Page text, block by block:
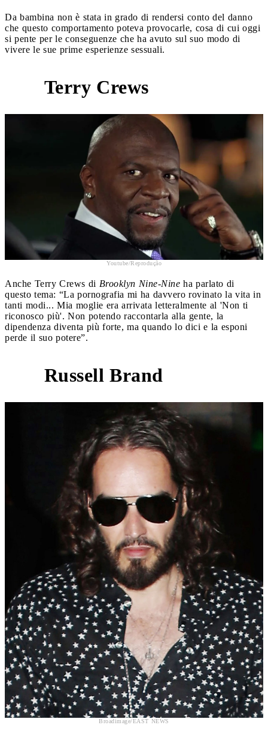
Da bambina non è stata in grado di rendersi conto del danno
che questo comportamento poteva provocarle, cosa di cui oggi
si pente per le conseguenze che ha avuto sul suo modo di
vivere le sue prime esperienze sessuali.
Terry Crews
Youtube/Reprodução
Anche Terry Crews di Brooklyn Nine-Nine ha parlato di
questo tema: “La pornografia mi ha davvero rovinato la vita in
tanti modi... Mia moglie era arrivata letteralmente al 'Non ti
riconosco più'. Non potendo raccontarla alla gente, la
dipendenza diventa più forte, ma quando lo dici e la esponi
perde il suo potere”.
Russell Brand
Broadimage/EAST NEWS